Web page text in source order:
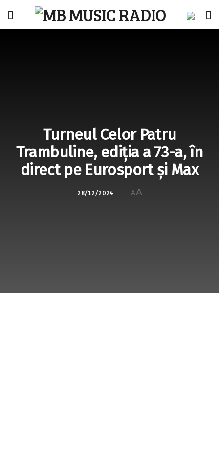
Turneul Celor Patru
Trambuline, ediția a 73-a, în
direct pe Eurosport și Max
28/12/2024 A A